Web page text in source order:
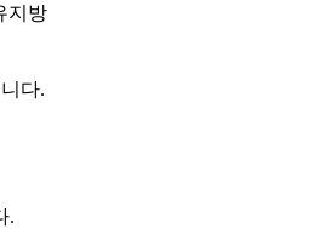
지방
다.
.